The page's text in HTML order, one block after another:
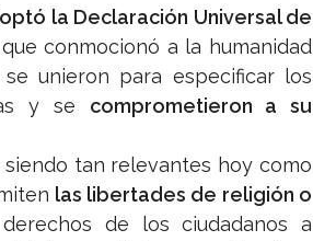
la Declaración Universal de
conmocionó a la humanidad
unieron para especificar los
y se comprometieron a su
tan relevantes hoy como
las libertades de religión o
de los ciudadanos a